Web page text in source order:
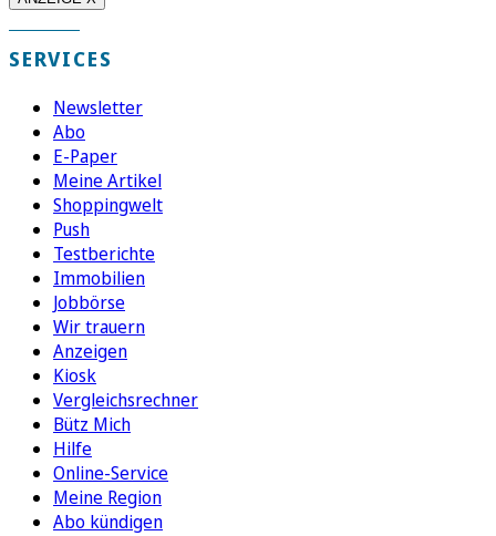
SERVICES
Newsletter
Abo
E-Paper
Meine Artikel
Shoppingwelt
Push
Testberichte
Immobilien
Jobbörse
Wir trauern
Anzeigen
Kiosk
Vergleichsrechner
Bütz Mich
Hilfe
Online-Service
Meine Region
Abo kündigen